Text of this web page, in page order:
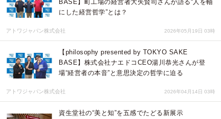
BASE】町工場の経営者大矢賢司さんが語る“人を軸
にした経営哲学”とは？
アトワジャパン株式会社 2026年05月19日 03時
【philosophy presented by TOKYO SAKE
BASE】株式会社ナエドコCEO湯川恭光さんが登
場“経営者の本音”と意思決定の哲学に迫る
アトワジャパン株式会社 2026年04月14日 03時
資生堂社の“美と知”を五感でたどる新展示